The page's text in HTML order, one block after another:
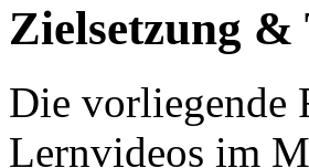
Zielsetzung &
Die vorliegende
Lernvideos im